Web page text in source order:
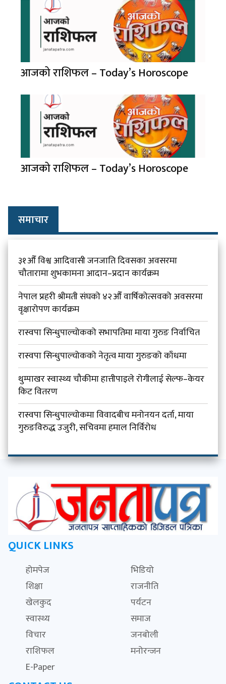
आजको राशिफल – Today’s Horoscope
आजको राशिफल – Today’s Horoscope
समाचार
३१औँ विश्व आदिवासी जनजाति दिवसका अवसरमा
चौतारामा शुभकामना आदान–प्रदान कार्यक्रम
नेपाल प्रहरी श्रीमती संघको ४२औँ वार्षिकोत्सवको अवसरमा
वृक्षारोपण कार्यक्रम
रास्वपा सिन्धुपाल्चोकको सभापतिमा माया गुरुङ निर्वाचित
रास्वपा सिन्धुपाल्चोकको नेतृत्व माया गुरुङको काँधमा
थुम्पाखर स्वास्थ्य चौकीमा हात्तीपाइले रोगीलाई सेल्फ–केयर
किट वितरण
रास्वपा सिन्धुपाल्चोकमा विवादबीच मनोनयन दर्ता, माया
गुरुङविरुद्ध उजुरी, सचिवमा हमाल निर्विरोध
QUICK LINKS
होमपेज
भिडियो
शिक्षा
राजनीति
खेलकुद
पर्यटन
स्वास्थ्य
समाज
विचार
जनबोली
राशिफल
मनोरन्जन
E-Paper